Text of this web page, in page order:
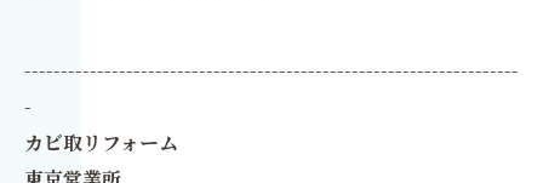
--------------------------------------------------------------------
-
カビ取リフォーム